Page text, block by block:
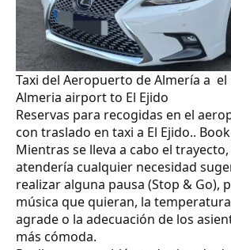
Taxi del Aeropuerto de Almería a
Almeria airport to El Ejido
Reservas para recogidas en el
con traslado en taxi a El Ejido..
Mientras se lleva a cabo el
atendería cualquier necesidad
realizar alguna pausa (Stop & Go),
música que quieran, la
agrade o la adecuación de los
más cómoda.